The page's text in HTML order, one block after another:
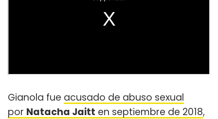
Gianola fue acusado de abuso sexual
por Natacha Jaitt en septiembre de 2018,